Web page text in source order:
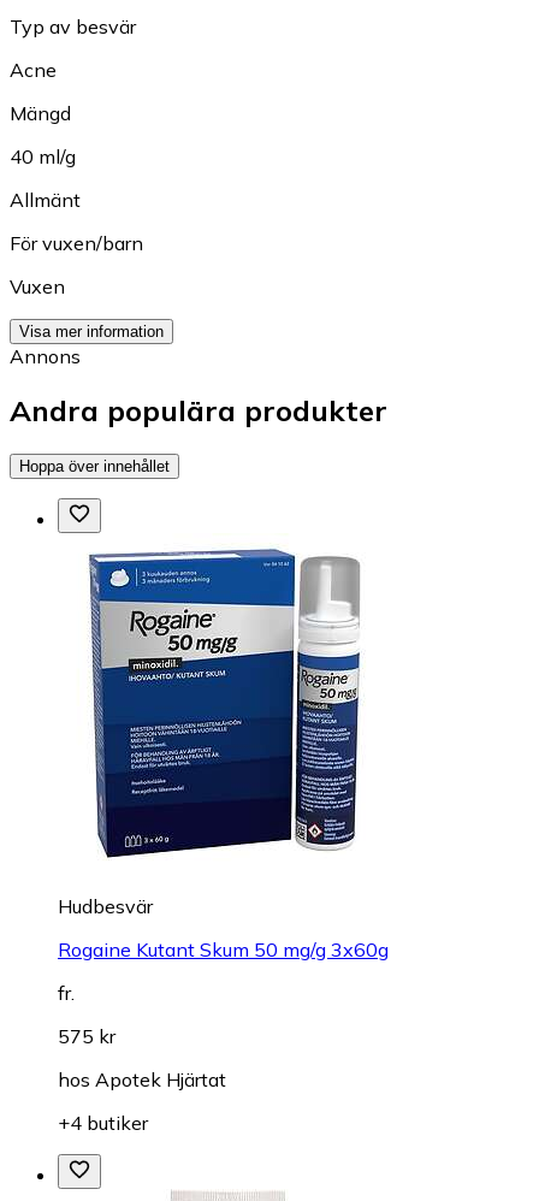
Typ av besvär
Acne
Mängd
40 ml/g
Allmänt
För vuxen/barn
Vuxen
Visa mer information
Annons
Andra populära produkter
Hoppa över innehållet
Hudbesvär
Rogaine Kutant Skum 50 mg/g 3x60g
fr.
575 kr
hos Apotek Hjärtat
+4 butiker